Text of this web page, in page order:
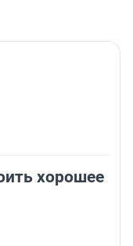
хорошее